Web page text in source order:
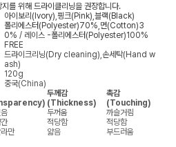
를 위해 드라이클리닝을 권장합니다.
아이보리(Ivory),핑크(Pink),블랙(Black)
폴리에스터(Polyester)70%,면(Cotton)3
0% / 레이스 -폴리에스터(Polyester)100%
FREE
드라이크리닝(Dry cleaning),손세탁(Hand w
ash)
120g
중국(China)
두께감
(Thickness)
촉감
(Touching)
두꺼움
까슬거림
적당함
적당함
만 얇음
부드러움